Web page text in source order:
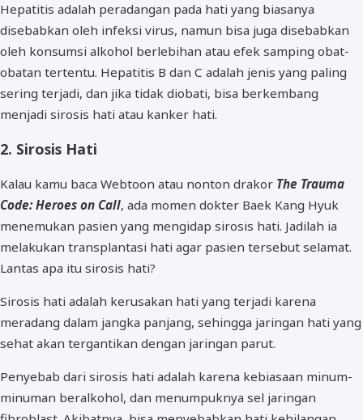
Hepatitis adalah peradangan pada hati yang biasanya
disebabkan oleh infeksi virus, namun bisa juga disebabkan
oleh konsumsi alkohol berlebihan atau efek samping obat-
obatan tertentu. Hepatitis B dan C adalah jenis yang paling
sering terjadi, dan jika tidak diobati, bisa berkembang
menjadi sirosis hati atau kanker hati.
2. Sirosis Hati
Kalau kamu baca Webtoon atau nonton drakor The Trauma
Code: Heroes on Call, ada momen dokter Baek Kang Hyuk
menemukan pasien yang mengidap sirosis hati. Jadilah ia
melakukan transplantasi hati agar pasien tersebut selamat.
Lantas apa itu sirosis hati?
Sirosis hati adalah kerusakan hati yang terjadi karena
meradang dalam jangka panjang, sehingga jaringan hati yang
sehat akan tergantikan dengan jaringan parut.
Penyebab dari sirosis hati adalah karena kebiasaan minum-
minuman beralkohol, dan menumpuknya sel jaringan